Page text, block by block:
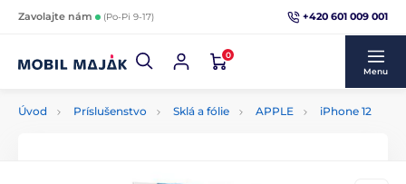
Zavolajte nám (Po-Pi 9-17) +420 601 009 001
0
Menu
Úvod Príslušenstvo Sklá a fólie APPLE iPhone 12